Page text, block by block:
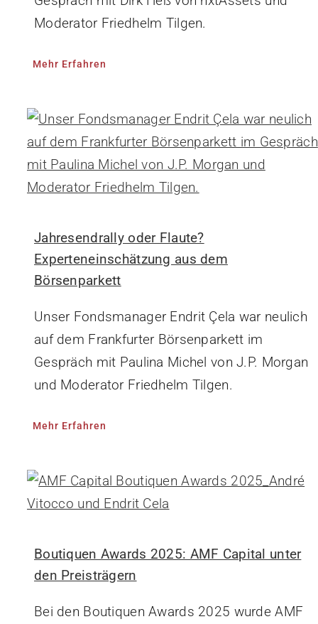
Moderator Friedhelm Tilgen.
Mehr Erfahren
Jahresendrally oder Flaute?
Experteneinschätzung aus dem
Börsenparkett
Unser Fondsmanager Endrit Çela war neulich
auf dem Frankfurter Börsenparkett im
Gespräch mit Paulina Michel von J.P. Morgan
und Moderator Friedhelm Tilgen.
Mehr Erfahren
Boutiquen Awards 2025: AMF Capital unter
den Preisträgern
Bei den Boutiquen Awards 2025 wurde AMF